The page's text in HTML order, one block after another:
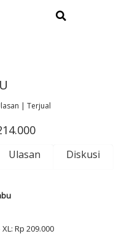
| Terjual
Ulasan Diskusi
Rp 209.000